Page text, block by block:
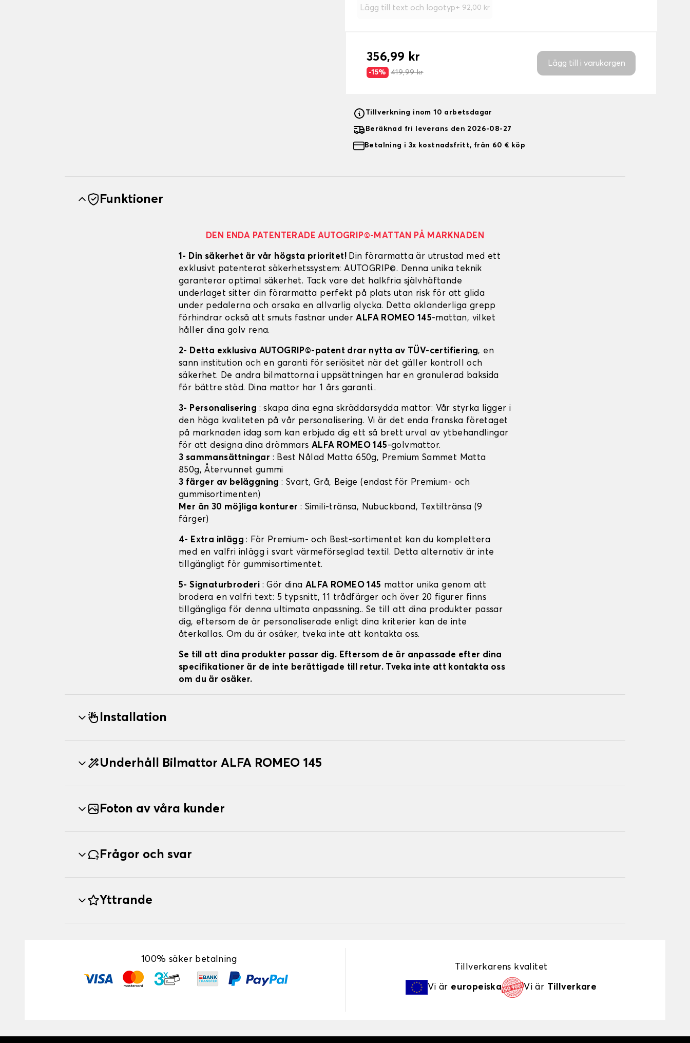
Lägg till text och logotyp+ 92,00 kr
356,99 kr
-15% 419,99 kr
Lägg till i varukorgen
Tillverkning inom 10 arbetsdagar
Beräknad fri leverans den 2026-08-27
Betalning i 3x kostnadsfritt, från 60 € köp
Funktioner
DEN ENDA PATENTERADE AUTOGRIP©-MATTAN PÅ MARKNADEN
1- Din säkerhet är vår högsta prioritet! Din förarmatta är utrustad med ett
exklusivt patenterat säkerhetssystem: AUTOGRIP©. Denna unika teknik
garanterar optimal säkerhet. Tack vare det halkfria självhäftande
underlaget sitter din förarmatta perfekt på plats utan risk för att glida
under pedalerna och orsaka en allvarlig olycka. Detta oklanderliga grepp
förhindrar också att smuts fastnar underALFA ROMEO 145-mattan, vilket
håller dina golv rena.
2- Detta exklusiva AUTOGRIP©-patent drar nytta av TÜV-certifiering, en
sann institution och en garanti för seriösitet när det gäller kontroll och
säkerhet. De andra bilmattorna i uppsättningen har en granulerad baksida
för bättre stöd. Dina mattor har 1 års garanti..
3- Personalisering : skapa dina egna skräddarsydda mattor: Vår styrka ligger i
den höga kvaliteten på vår personalisering. Vi är det enda franska företaget
på marknaden idag som kan erbjuda dig ett så brett urval av ytbehandlingar
för att designa dina drömmars ALFA ROMEO 145-golvmattor.
3 sammansättningar : Best Nålad Matta 650g, Premium Sammet Matta
850g, Återvunnet gummi
3 färger av beläggning: Svart, Grå, Beige (endast för Premium- och
gummisortimenten)
Mer än 30 möjliga konturer : Simili-tränsa, Nubuckband, Textiltränsa (9
färger)
4- Extra inlägg: För Premium- och Best-sortimentet kan du komplettera
med en valfri inlägg i svart värmeförseglad textil. Detta alternativ är inte
tillgängligt för gummisortimentet.
5- Signaturbroderi : Gör dinaALFA ROMEO 145 mattor unika genom att
brodera en valfri text: 5 typsnitt, 11 trådfärger och över 20 figurer finns
tillgängliga för denna ultimata anpassning.. Se till att dina produkter passar
dig, eftersom de är personaliserade enligt dina kriterier kan de inte
återkallas. Om du är osäker, tveka inte att kontakta oss.
Se till att dina produkter passar dig. Eftersom de är anpassade efter dina
specifikationer är de inte berättigade till retur. Tveka inte att kontakta oss
om du är osäker.
Installation
Underhåll Bilmattor ALFA ROMEO 145
Foton av våra kunder
Frågor och svar
Yttrande
100% säker betalning
Tillverkarens kvalitet
Vi är europeiska Vi är Tillverkare